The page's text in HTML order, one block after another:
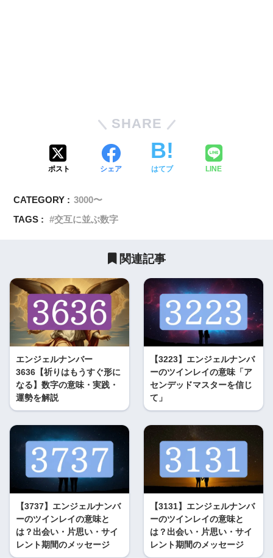
SHARE
ポスト シェア はてブ LINE
CATEGORY : 3000〜
TAGS :
交互に並ぶ数字
関連記事
エンジェルナンバー
3636【祈りはもうすぐ形に
なる】数字の意味・実践・
運勢を解説
【3223】エンジェルナンバ
ーのツインレイの意味「ア
センデッドマスターを信じ
て」
【3737】エンジェルナンバ
ーのツインレイの意味と
は？出会い・片思い・サイ
レント期間のメッセージ
【3131】エンジェルナンバ
ーのツインレイの意味と
は？出会い・片思い・サイ
レント期間のメッセージ